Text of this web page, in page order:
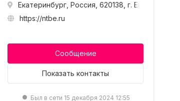
Екатеринбург, Россия, 620138, г.
https://ntbe.ru
Сообщение
Показать контакты
Был в сети 15 декабря 2024 12:55